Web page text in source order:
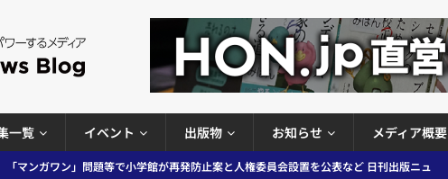
一覧 イベント 出版物 お知らせ メディア概要
「マンガワン」問題等で小学館が再発防止案と人権委員会設置を公表など 日刊出版ニュ